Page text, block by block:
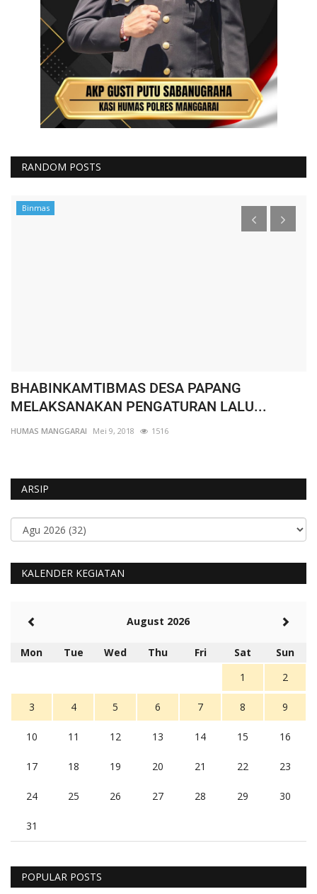
RANDOM POSTS
Binmas
BHABINKAMTIBMAS DESA PAPANG
MELAKSANAKAN PENGATURAN LALU...
HUMAS MANGGARAI Mei 9, 2018 1516
ARSIP
KALENDER KEGIATAN
August 2026
Mon Tue Wed Thu Fri Sat
Sun
1
2
3 4 5 6 7 8 9
10 11 12 13 14 15 16
17 18 19 20 21 22 23
24 25 26 27 28 29 30
31
POPULAR POSTS